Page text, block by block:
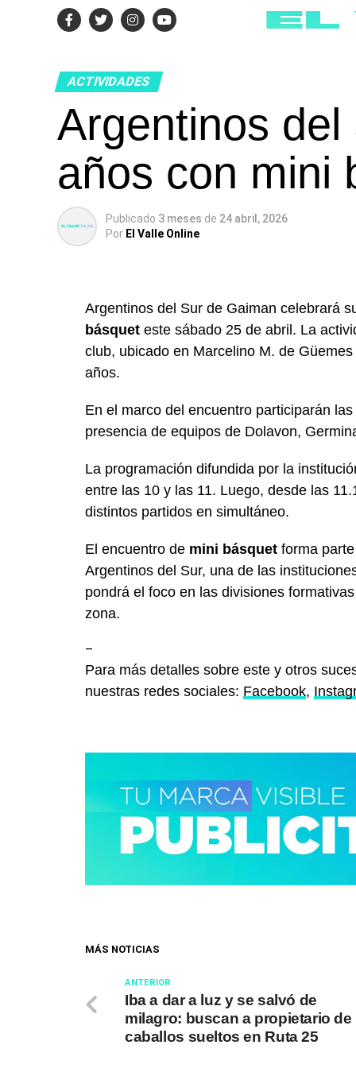
ACTIVIDADES
Argentinos
años con mini
Publicado 3 meses de 24 abril, 2026
Por El Valle Online
Argentinos del Sur de Gaiman celebrará
básquet este sábado 25 de abril. La
club, ubicado en Marcelino M. de
años.
En el marco del encuentro participarán
presencia de equipos de Dolavon,
La programación difundida por la
entre las 10 y las 11. Luego, desde las
distintos partidos en simultáneo.
El encuentro de mini básquet forma
Argentinos del Sur, una de las
pondrá el foco en las divisiones
zona.
–
Para más detalles sobre este y otros
nuestras redes sociales: Facebook,
MÁS NOTICIAS
ANTERIOR
Iba a dar a luz y se salvó de
milagro: buscan a propietario de
caballos sueltos en Ruta 25